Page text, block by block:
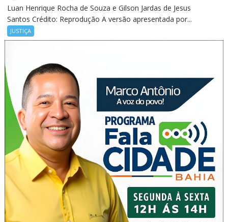
Luan Henrique Rocha de Souza e Gilson Jardas de Jesus
Santos Crédito: Reprodução A versão apresentada por...
JUSTIÇA